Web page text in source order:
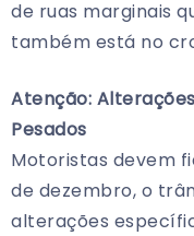
de ruas marginais
também está no
Atenção:
Pesados
Motoristas devem
de dezembro, o
alterações